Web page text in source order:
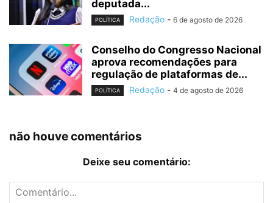
deputada...
POLÍTICA Redação - 6 de agosto de 2026
Conselho do Congresso Nacional
aprova recomendações para
regulação de plataformas de...
POLÍTICA Redação - 4 de agosto de 2026
não houve comentários
Deixe seu comentário: